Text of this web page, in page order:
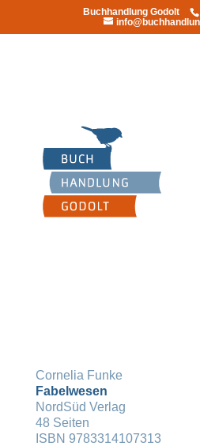
Buchhandlung Godolt
Cornelia Funke
Fabelwesen
NordSüd Verlag
48 Seiten
ISBN 9783314107313